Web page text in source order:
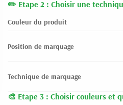
Etape 2 : Choisir une
Couleur du produit
Position de marquage
Technique de marquage
Etape 3 : Choisir couleurs et